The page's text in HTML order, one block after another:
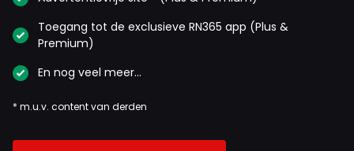
Toegang tot de exclusieve RN365 app (Plus &
Premium)
En nog veel meer…
* m.u.v. content van derden